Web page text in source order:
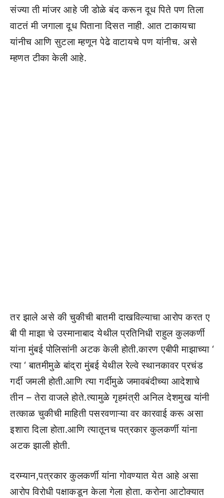
संज्या ती मांजर आहे जी डोळे बंद करून दूध पिते पण तिला
वाटतं मी जगाला दूध पिताना दिसत नाही. आत टाकायचा
यांनीच आणि सुटला म्हणून पेढे वाटायचे पण यांनीच. असे
म्हणत टीका केली आहे.
तर झाले असे की चुकीची बातमी दाखविल्याचा आरोप करत ए
बी पी माझा चे उस्मानाबाद येथील प्रतिनिधी राहुल कुलकर्णी
यांना मुंबई पोलिसांनी अटक केली होती.कारण एबीपी माझाच्या ‘
त्या ‘ बातमीमुळे बांद्रा मुंबई येथील रेल्वे स्थानकावर प्रचंड
गर्दी जमली होती.आणि त्या गर्दीमुळे जमावबंदीच्या आदेशाचे
तीन – तेरा वाजले होते.त्यामुळे गृहमंत्री अनिल देशमुख यांनी
तत्काळ चुकीची माहिती पसरवणाऱ्या वर कारवाई करू असा
इशारा दिला होता.आणि त्यातूनच पत्रकार कुलकर्णी यांना
अटक झाली होती.
दरम्यान,पत्रकार कुलकर्णी यांना गोवण्यात येत आहे असा
आरोप विरोधी पक्षाकडून केला गेला होता. करोना आटोक्यात